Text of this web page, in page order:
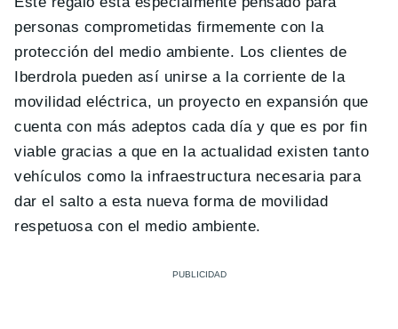
personas comprometidas firmemente con la
protección del medio ambiente. Los clientes de
Iberdrola pueden así unirse a la corriente de la
movilidad eléctrica, un proyecto en expansión que
cuenta con más adeptos cada día y que es por fin
viable gracias a que en la actualidad existen tanto
vehículos como la infraestructura necesaria para
dar el salto a esta nueva forma de movilidad
respetuosa con el medio ambiente.